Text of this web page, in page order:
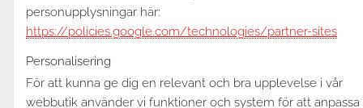
personupplysningar här:
https://policies.google.com/technologies/partner-sites
Personalisering
För att kunna ge dig en relevant och bra upplevelse i vår
webbutik använder vi funktioner och system för att anpassa